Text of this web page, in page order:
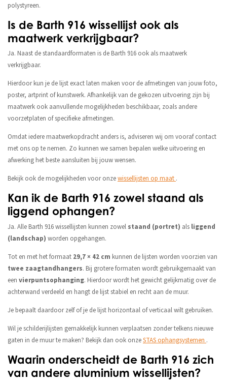
polystyreen.
Is de Barth 916 wissellijst ook als
maatwerk verkrijgbaar?
Ja. Naast de standaardformaten is de Barth 916 ook als maatwerk
verkrijgbaar.
Hierdoor kun je de lijst exact laten maken voor de afmetingen van jouw foto,
poster, artprint of kunstwerk. Afhankelijk van de gekozen uitvoering zijn bij
maatwerk ook aanvullende mogelijkheden beschikbaar, zoals andere
voorzetplaten of specifieke afmetingen.
Omdat iedere maatwerkopdracht anders is, adviseren wij om vooraf contact
met ons op te nemen. Zo kunnen we samen bepalen welke uitvoering en
afwerking het beste aansluiten bij jouw wensen.
Bekijk ook de mogelijkheden voor onzewissellijsten op maat .
Kan ik de Barth 916 zowel staand als
liggend ophangen?
Ja. Alle Barth 916 wissellijsten kunnen zowel staand (portret) als liggend
(landschap) worden opgehangen.
Tot en met het formaat 29,7 × 42 cm kunnen de lijsten worden voorzien van
twee zaagtandhangers. Bij grotere formaten wordt gebruikgemaakt van
een vierpuntsophanging. Hierdoor wordt het gewicht gelijkmatig over de
achterwand verdeeld en hangt de lijst stabiel en recht aan de muur.
Je bepaalt daardoor zelf of je de lijst horizontaal of verticaal wilt gebruiken.
Wil je schilderijlijsten gemakkelijk kunnen verplaatsen zonder telkens nieuwe
gaten in de muur te maken? Bekijk dan ook onzeSTAS ophangsystemen .
Waarin onderscheidt de Barth 916 zich
van andere aluminium wissellijsten?